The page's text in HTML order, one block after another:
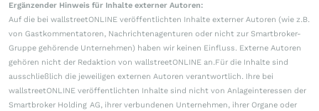
Ergänzender Hinweis für Inhalte externer Autoren:
Auf die bei wallstreetONLINE veröffentlichten Inhalte externer Autoren (wie z.B.
von Gastkommentatoren, Nachrichtenagenturen oder nicht zur Smartbroker-
Gruppe gehörende Unternehmen) haben wir keinen Einfluss. Externe Autoren
gehören nicht der Redaktion von wallstreetONLINE an.Für die Inhalte sind
ausschließlich die jeweiligen externen Autoren verantwortlich. Ihre bei
wallstreetONLINE veröffentlichten Inhalte sind nicht von Anlageinteressen der
Smartbroker Holding AG, ihrer verbundenen Unternehmen, ihrer Organe oder